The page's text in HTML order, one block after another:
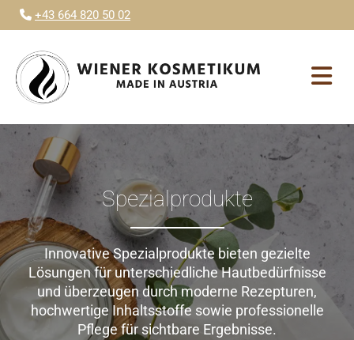
 +43 664 820 50 02
Spezialprodukte
Innovative Spezialprodukte bieten gezielte
Lösungen für unterschiedliche Hautbedürfnisse
und überzeugen durch moderne Rezepturen,
hochwertige Inhaltsstoffe sowie professionelle
Pflege für sichtbare Ergebnisse.